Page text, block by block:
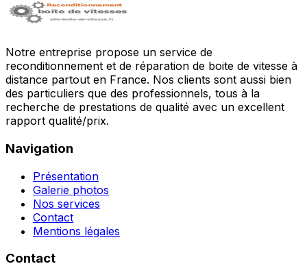
Notre entreprise propose un service de
reconditionnement et de réparation de boite de vitesse à
distance partout en France. Nos clients sont aussi bien
des particuliers que des professionnels, tous à la
recherche de prestations de qualité avec un excellent
rapport qualité/prix.
Navigation
Présentation
Galerie photos
Nos services
Contact
Mentions légales
Contact